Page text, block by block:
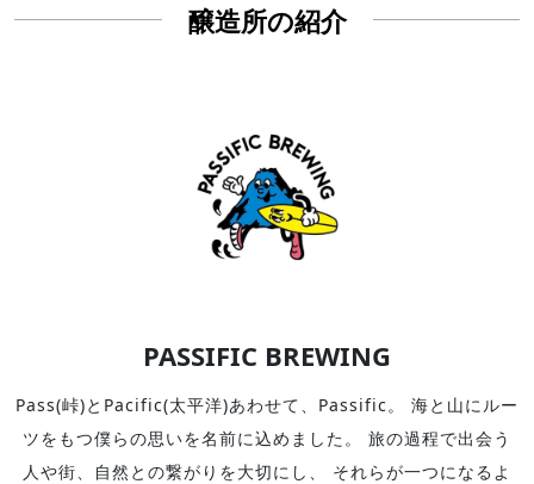
醸造所の紹介
PASSIFIC BREWING
Pass(峠)とPacific(太平洋)あわせて、Passific。 海と山にルー
ツをもつ僕らの思いを名前に込めました。 旅の過程で出会う
人や街、自然との繋がりを大切にし、 それらが一つになるよ